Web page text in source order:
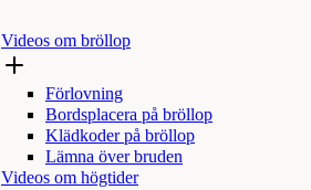
Videos om bröllop
Förlovning
Bordsplacera på bröllop
Klädkoder på bröllop
Lämna över bruden
Videos om högtider